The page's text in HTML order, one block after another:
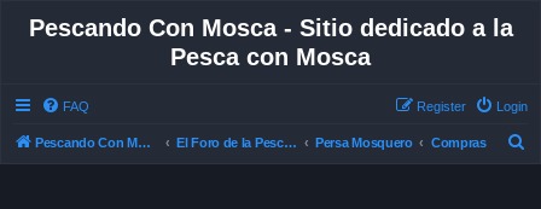
Pescando Con Mosca - Sitio dedicado a la
Pesca con Mosca
FAQ Login
Register
Pescando Con Mosca El Foro de la Pesca con Mosca en Chile Persa Mosquero Compras